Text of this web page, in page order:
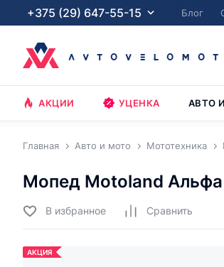
+375 (29) 647-55-15 Блог
АКЦИИ УЦЕНКА АВТО
Главная Авто и мото Мототехника
Мопед Motoland Альфа
В избранное Cравнить
АКЦИЯ